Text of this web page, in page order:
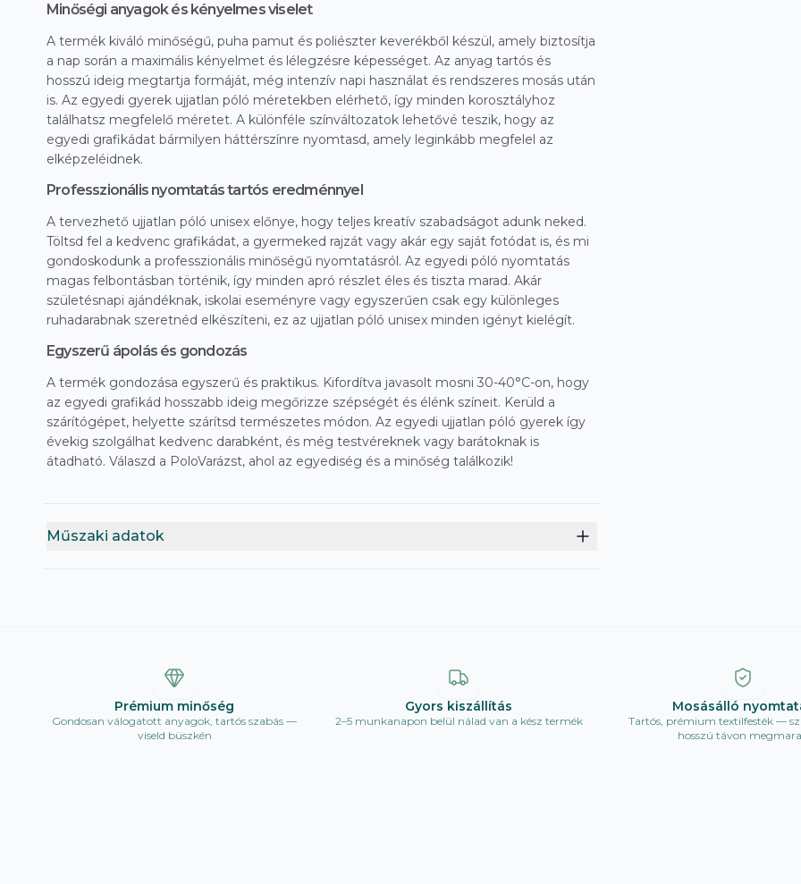
Minőségi anyagok és kényelmes viselet
A termék kiváló minőségű, puha pamut és poliészter keverékből készül, amely biztosítja
a nap során a maximális kényelmet és lélegzésre képességet. Az anyag tartós és
hosszú ideig megtartja formáját, még intenzív napi használat és rendszeres mosás után
is. Az egyedi gyerek ujjatlan póló méretekben elérhető, így minden korosztályhoz
találhatsz megfelelő méretet. A különféle színváltozatok lehetővé teszik, hogy az
egyedi grafikádat bármilyen háttérszínre nyomtasd, amely leginkább megfelel az
elképzeléidnek.
Professzionális nyomtatás tartós eredménnyel
A tervezhető ujjatlan póló unisex előnye, hogy teljes kreatív szabadságot adunk neked.
Töltsd fel a kedvenc grafikádat, a gyermeked rajzát vagy akár egy saját fotódat is, és mi
gondoskodunk a professzionális minőségű nyomtatásról. Az egyedi póló nyomtatás
magas felbontásban történik, így minden apró részlet éles és tiszta marad. Akár
születésnapi ajándéknak, iskolai eseményre vagy egyszerűen csak egy különleges
ruhadarabnak szeretnéd elkészíteni, ez az ujjatlan póló unisex minden igényt kielégít.
Egyszerű ápolás és gondozás
A termék gondozása egyszerű és praktikus. Kifordítva javasolt mosni 30-40°C-on, hogy
az egyedi grafikád hosszabb ideig megőrizze szépségét és élénk színeit. Kerüld a
szárítógépet, helyette szárítsd természetes módon. Az egyedi ujjatlan póló gyerek így
évekig szolgálhat kedvenc darabként, és még testvéreknek vagy barátoknak is
átadható. Válaszd a PoloVarázst, ahol az egyediség és a minőség találkozik!
Műszaki adatok
Prémium minőség
Gondosan válogatott anyagok, tartós szabás —
viseld büszkén
Gyors kiszállítás
2–5 munkanapon belül nálad van a kész termék
Mosásálló
Tartós, prémium textilfesték —
hosszú távon